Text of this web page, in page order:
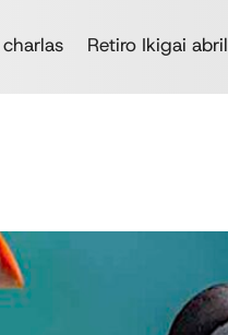
Retiro Ikigai abril